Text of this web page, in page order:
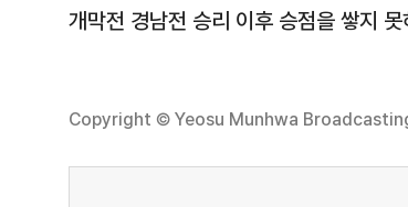
개막전 경남전 승리 이후 승점을 쌓지
Copyright © Yeosu Munhwa